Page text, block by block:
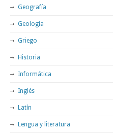
Geografía
Geología
Griego
Historia
Informática
Inglés
Latín
Lengua y literatura